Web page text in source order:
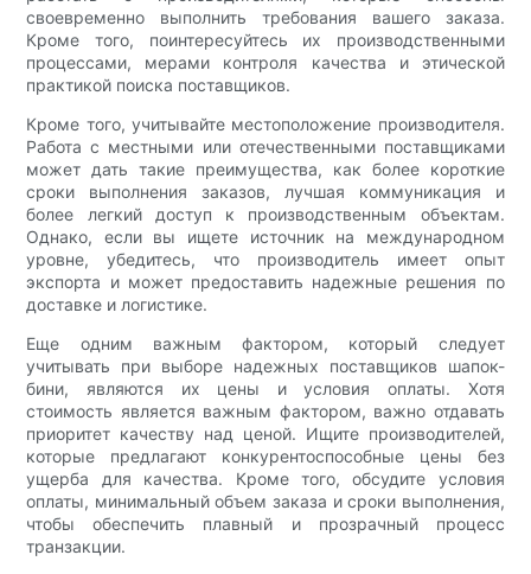
своевременно выполнить требования вашего заказа.
Кроме того, поинтересуйтесь их производственными
процессами, мерами контроля качества и этической
практикой поиска поставщиков.
Кроме того, учитывайте местоположение производителя.
Работа с местными или отечественными поставщиками
может дать такие преимущества, как более короткие
сроки выполнения заказов, лучшая коммуникация и
более легкий доступ к производственным объектам.
Однако, если вы ищете источник на международном
уровне, убедитесь, что производитель имеет опыт
экспорта и может предоставить надежные решения по
доставке и логистике.
Еще одним важным фактором, который следует
учитывать при выборе надежных поставщиков шапок-
бини, являются их цены и условия оплаты. Хотя
стоимость является важным фактором, важно отдавать
приоритет качеству над ценой. Ищите производителей,
которые предлагают конкурентоспособные цены без
ущерба для качества. Кроме того, обсудите условия
оплаты, минимальный объем заказа и сроки выполнения,
чтобы обеспечить плавный и прозрачный процесс
транзакции.